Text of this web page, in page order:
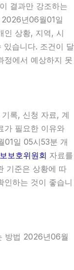
결과만 강조하는
년06월01일
인 상황, 지역, 시
있습니다. 조건이 달
정에서 예상하지 못
록, 신청 자료, 계
가 필요한 이유와
01일 05시53분 개
보호위원회 자료를
기준은 상황에 따
인하는 것이 좋습니
방법 2026년06월